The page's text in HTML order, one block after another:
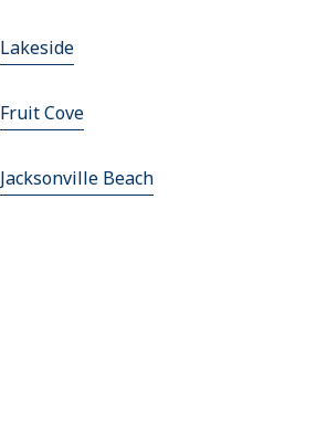
Lakeside
Fruit Cove
Jacksonville Beach